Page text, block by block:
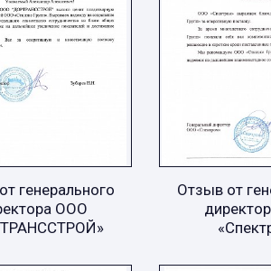
генерального
ООО
Отзыв от